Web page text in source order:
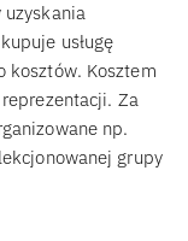
uzyskania
usługę
kosztów. Kosztem
Za
np.
grupy